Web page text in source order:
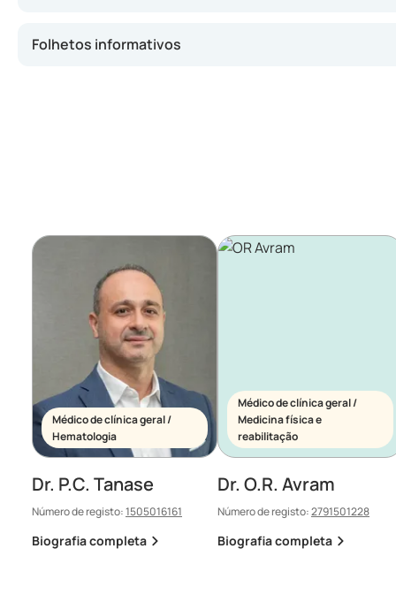
Folhetos informativos
Médico de clínica geral /
Hematologia
Dr. P.C. Tanase
Número de registo:1505016161
Biografia completa
Médico de clínica geral /
Medicina física e
reabilitação
Dr. O.R. Avram
Número de registo:2791501228
Biografia completa